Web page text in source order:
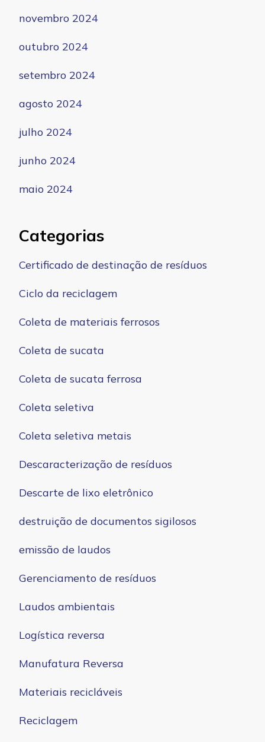
novembro 2024
outubro 2024
setembro 2024
agosto 2024
julho 2024
junho 2024
maio 2024
Categorias
Certificado de destinação de resíduos
Ciclo da reciclagem
Coleta de materiais ferrosos
Coleta de sucata
Coleta de sucata ferrosa
Coleta seletiva
Coleta seletiva metais
Descaracterização de resíduos
Descarte de lixo eletrônico
destruição de documentos sigilosos
emissão de laudos
Gerenciamento de resíduos
Laudos ambientais
Logística reversa
Manufatura Reversa
Materiais recicláveis
Reciclagem